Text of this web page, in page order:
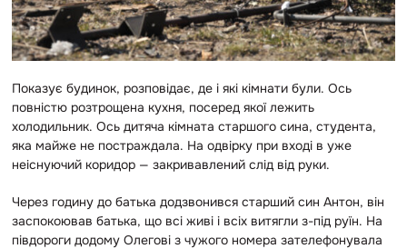
Показує будинок, розповідає, де і які кімнати були. Ось
повністю розтрощена кухня, посеред якої лежить
холодильник. Ось дитяча кімната старшого сина, студента,
яка майже не постраждала. На одвірку при вході в уже
неіснуючий коридор — закривавлений слід від руки.
Через годину до батька додзвонився старший син Антон, він
заспокоював батька, що всі живі і всіх витягли з-під руїн. На
півдороги додому Олегові з чужого номера зателефонувала